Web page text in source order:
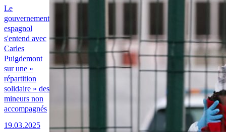
Le
gouvernement
espagnol
s'entend avec
Carles
Puigdemont
sur une «
répartition
solidaire » des
mineurs non
accompagnés
19.03.2025